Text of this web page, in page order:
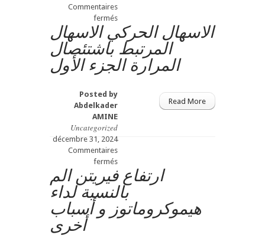
Commentaires
ferméssur
الاسهال
الحركي
الاسهال
المرتبط
باشتئصال
الجزء
الثاني
الاسهال الحركي الاسهال
المرتبط باشتئصال
المرارة الجزء الأول
Posted by
Abdelkader
AMINE
Uncategorized
décembre 31, 2024
Commentaires
ferméssur
الاسهال
الحركي
الاسهال
المرتبط
باشتئصال
Read More
ارتفاع فيريتن الم
بالنسبة لداء
هيموكروماتوز و أسباب
أخرى